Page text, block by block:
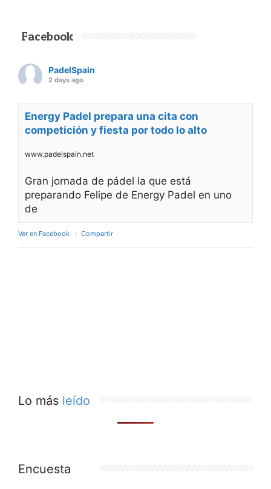
Facebook
PadelSpain
2 days ago
Energy Padel prepara una cita con
competición y fiesta por todo lo alto
www.padelspain.net
Gran jornada de pádel la que está
preparando Felipe de Energy Padel en uno
de
Ver en Facebook · Compartir
Lo más leído
Encuesta